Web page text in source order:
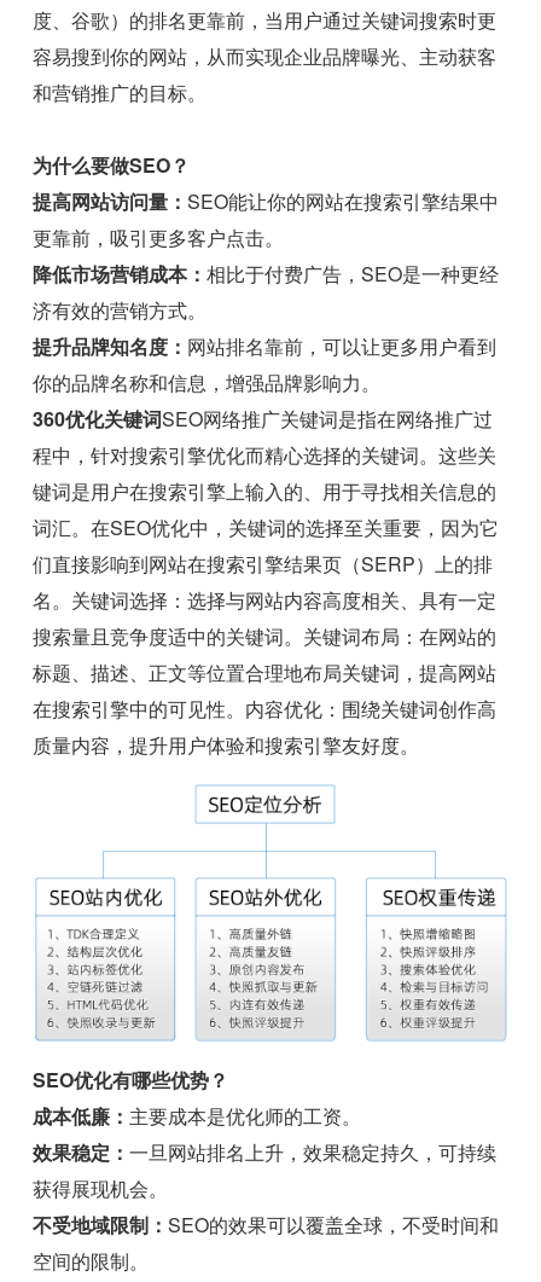
度、谷歌）的排名更靠前，当用户通过关键词搜索时更
容易搜到你的网站，从而实现企业品牌曝光、主动获客
和营销推广的目标。
为什么要做SEO？
提高网站访问量：SEO能让你的网站在搜索引擎结果中
更靠前，吸引更多客户点击。
降低市场营销成本：相比于付费广告，SEO是一种更经
济有效的营销方式。
提升品牌知名度： 网站排名靠前，可以让更多用户看到
你的品牌名称和信息，增强品牌影响力。
360优化关键词SEO网络推广关键词是指在网络推广过
程中，针对搜索引擎优化而精心选择的关键词。这些关
键词是用户在搜索引擎上输入的、用于寻找相关信息的
词汇。在SEO优化中，关键词的选择至关重要，因为它
们直接影响到网站在搜索引擎结果页（SERP）上的排
名。关键词选择：选择与网站内容高度相关、具有一定
搜索量且竞争度适中的关键词。关键词布局：在网站的
标题、描述、正文等位置合理地布局关键词，提高网站
在搜索引擎中的可见性。内容优化：围绕关键词创作高
质量内容，提升用户体验和搜索引擎友好度。
SEO优化有哪些优势？
成本低廉： 主要成本是优化师的工资。
效果稳定：一旦网站排名上升，效果稳定持久，可持续
获得展现机会。
不受地域限制：SEO的效果可以覆盖全球，不受时间和
空间的限制。